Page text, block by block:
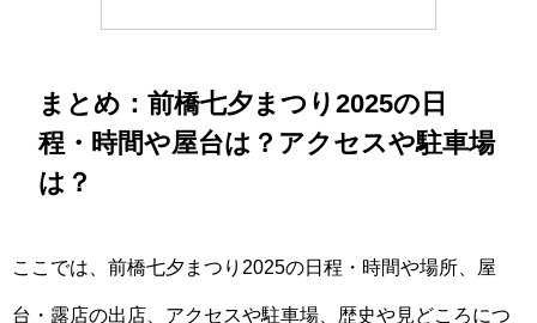
まとめ：前橋七夕まつり2025の日
程・時間や屋台は？アクセスや駐車場
は？
ここでは、前橋七夕まつり2025の日程・時間や場所、屋
台・露店の出店、アクセスや駐車場、歴史や見どころにつ